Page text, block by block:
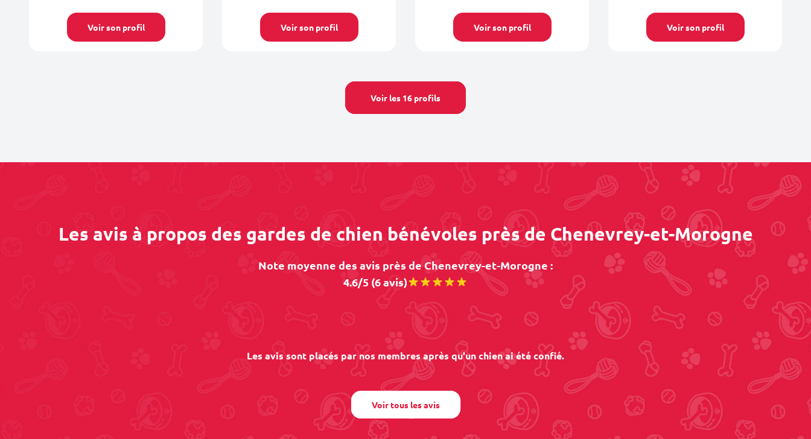
Voir son profil Voir son profil Voir son profil Voir son profil
Voir les 16 profils
Les avis à propos des gardes de chien bénévoles près de Chenevrey-et-Morogne
Note moyenne des avis près de Chenevrey-et-Morogne :
4.6/5 (6 avis)
Les avis sont placés par nos membres après qu'un chien ai été confié.
Voir tous les avis